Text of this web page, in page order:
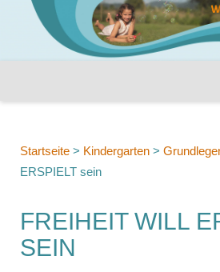
Startseite > Kindergarten >
ERSPIELT sein
FREIHEIT WILL
SEIN